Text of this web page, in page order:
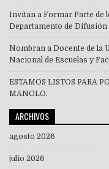
Invitan a Formar Parte de
Departamento de Difusión
Nombran a Docente de la
Nacional de Escuelas y
ESTAMOS LISTOS PARA
MANOLO.
ARCHIVOS
agosto 2026
julio 2026